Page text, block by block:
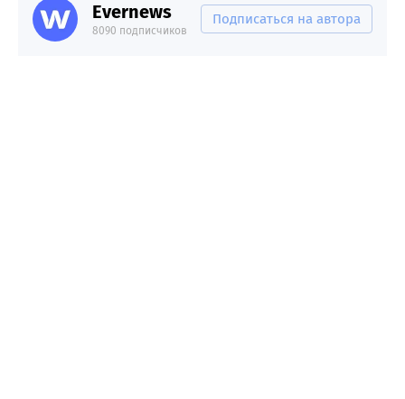
Evernews
8090 подписчиков
Подписаться на автора